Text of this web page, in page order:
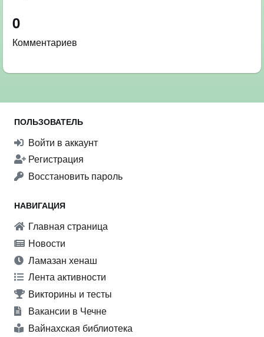
0
Комментариев
ПОЛЬЗОВАТЕЛЬ
Войти в аккаунт
Регистрация
Восстановить пароль
НАВИГАЦИЯ
Главная страница
Новости
Ламазан хенаш
Лента активности
Викторины и тесты
Вакансии в Чечне
Вайнахская библиотека